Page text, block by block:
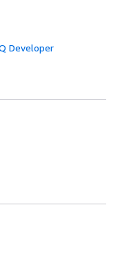
Developer